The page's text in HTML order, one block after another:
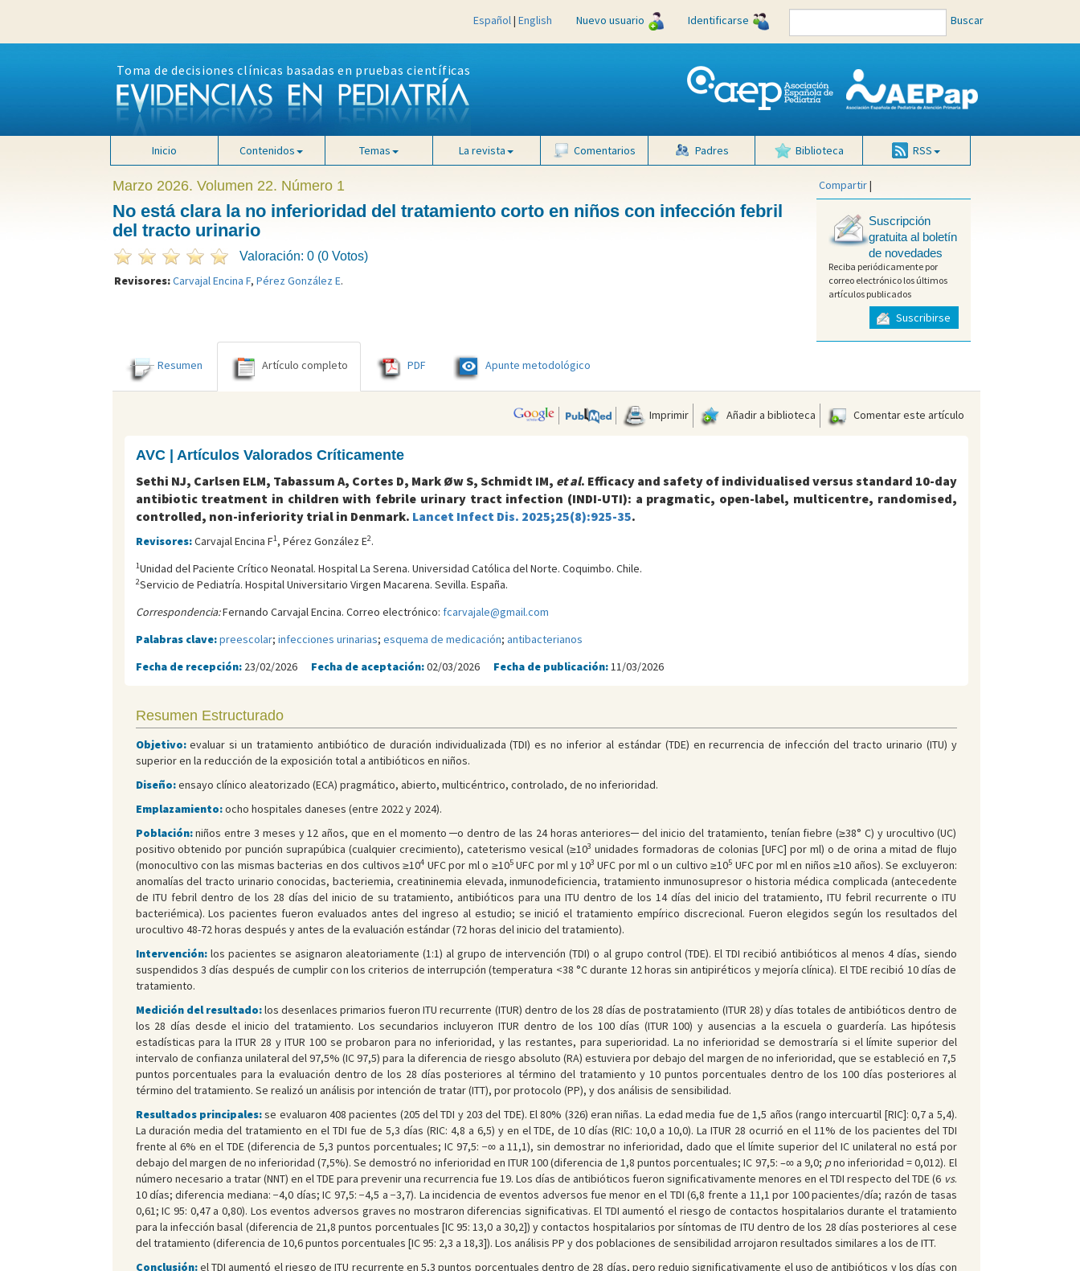
Español| English Nuevo usuario Identificarse Buscar
Toma de decisiones clínicas basadas en pruebas científicas
Inicio Contenidos Temas La revista Comentarios Padres Biblioteca RSS
Marzo 2026. Volumen 22. Número 1
No está clara la no inferioridad del tratamiento corto en niños con infección febril
del tracto urinario
Valoración: 0 (0 Votos)
Revisores:Carvajal Encina F, Pérez González E.
Compartir|
Suscripción
gratuita al boletín
de novedades
Reciba periódicamente por
correo electrónico los últimos
artículos publicados
Suscribirse
Resumen Artículo completo PDF Apunte metodológico
Imprimir Añadir a biblioteca Comentar este artículo
AVC | Artículos Valorados Críticamente
Sethi NJ, Carlsen ELM, Tabassum A, Cortes D, Mark Øw S, Schmidt IM, et al. Efficacy and safety of individualised versus standard 10-day
antibiotic treatment in children with febrile urinary tract infection (INDI-UTI): a pragmatic, open-label, multicentre, randomised,
controlled, non-inferiority trial in Denmark. Lancet Infect Dis. 2025;25(8):925-35.
Revisores:Carvajal Encina F1, Pérez González E2.
1Unidad del Paciente Crítico Neonatal. Hospital La Serena. Universidad Católica del Norte. Coquimbo. Chile.
2Servicio de Pediatría. Hospital Universitario Virgen Macarena. Sevilla. España.
Correspondencia:Fernando Carvajal Encina. Correo electrónico: fcarvajale@gmail.com
Palabras clave:preescolar; infecciones urinarias; esquema de medicación; antibacterianos
Fecha de recepción: 23/02/2026 Fecha de aceptación:02/03/2026 Fecha de publicación:11/03/2026
Resumen Estructurado
Objetivo:evaluar si un tratamiento antibiótico de duración individualizada (TDI) es no inferior al estándar (TDE) en recurrencia de infección del tracto urinario (ITU) y
superior en la reducción de la exposición total a antibióticos en niños.
Diseño:ensayo clínico aleatorizado (ECA) pragmático, abierto, multicéntrico, controlado, de no inferioridad.
Emplazamiento:ocho hospitales daneses (entre 2022 y 2024).
Población:niños entre 3 meses y 12 años, que en el momento ─o dentro de las 24 horas anteriores─ del inicio del tratamiento, tenían fiebre (≥38° C) y urocultivo (UC)
positivo obtenido por punción suprapúbica (cualquier crecimiento), cateterismo vesical (≥103 unidades formadoras de colonias [UFC] por ml) o de orina a mitad de flujo
(monocultivo con las mismas bacterias en dos cultivos ≥104 UFC por ml o ≥105UFC por ml y 103 UFC por ml o un cultivo ≥105 UFC por ml en niños ≥10 años). Se excluyeron:
anomalías del tracto urinario conocidas, bacteriemia, creatininemia elevada, inmunodeficiencia, tratamiento inmunosupresor o historia médica complicada (antecedente
de ITU febril dentro de los 28 días del inicio de su tratamiento, antibióticos para una ITU dentro de los 14 días del inicio del tratamiento, ITU febril recurrente o ITU
bacteriémica). Los pacientes fueron evaluados antes del ingreso al estudio; se inició el tratamiento empírico discrecional. Fueron elegidos según los resultados del
urocultivo 48-72 horas después y antes de la evaluación estándar (72 horas del inicio del tratamiento).
Intervención:los pacientes se asignaron aleatoriamente (1:1) al grupo de intervención (TDI) o al grupo control (TDE). El TDI recibió antibióticos al menos 4 días, siendo
suspendidos 3 días después de cumplir con los criterios de interrupción (temperatura <38 °C durante 12 horas sin antipiréticos y mejoría clínica). El TDE recibió 10 días de
tratamiento.
Medición del resultado:los desenlaces primarios fueron ITU recurrente (ITUR) dentro de los 28 días de postratamiento (ITUR 28) y días totales de antibióticos dentro de
los 28 días desde el inicio del tratamiento. Los secundarios incluyeron ITUR dentro de los 100 días (ITUR 100) y ausencias a la escuela o guardería. Las hipótesis
estadísticas para la ITUR 28 y ITUR 100 se probaron para no inferioridad, y las restantes, para superioridad. La no inferioridad se demostraría si el límite superior del
intervalo de confianza unilateral del 97,5% (IC 97,5) para la diferencia de riesgo absoluto (RA) estuviera por debajo del margen de no inferioridad, que se estableció en 7,5
puntos porcentuales para la evaluación dentro de los 28 días posteriores al término del tratamiento y 10 puntos porcentuales dentro de los 100 días posteriores al
término del tratamiento. Se realizó un análisis por intención de tratar (ITT), por protocolo (PP), y dos análisis de sensibilidad.
Resultados principales:se evaluaron 408 pacientes (205 del TDI y 203 del TDE). El 80% (326) eran niñas. La edad media fue de 1,5 años (rango intercuartil [RIC]: 0,7 a 5,4).
La duración media del tratamiento en el TDI fue de 5,3 días (RIC: 4,8 a 6,5) y en el TDE, de 10 días (RIC: 10,0 a 10,0). La ITUR 28 ocurrió en el 11% de los pacientes del TDI
frente al 6% en el TDE (diferencia de 5,3 puntos porcentuales; IC 97,5: −∞ a 11,1), sin demostrar no inferioridad, dado que el límite superior del IC unilateral no está por
debajo del margen de no inferioridad (7,5%). Se demostró no inferioridad en ITUR 100 (diferencia de 1,8 puntos porcentuales; IC 97,5: –∞ a 9,0; pno inferioridad = 0,012). El
número necesario a tratar (NNT) en el TDE para prevenir una recurrencia fue 19. Los días de antibióticos fueron significativamente menores en el TDI respecto del TDE (6 vs.
10 días; diferencia mediana: −4,0 días; IC 97,5: −4,5 a −3,7). La incidencia de eventos adversos fue menor en el TDI (6,8 frente a 11,1 por 100 pacientes/día; razón de tasas
0,61; IC 95: 0,47 a 0,80). Los eventos adversos graves no mostraron diferencias significativas. El TDI aumentó el riesgo de contactos hospitalarios durante el tratamiento
para la infección basal (diferencia de 21,8 puntos porcentuales [IC 95: 13,0 a 30,2]) y contactos hospitalarios por síntomas de ITU dentro de los 28 días posteriores al cese
del tratamiento (diferencia de 10,6 puntos porcentuales [IC 95: 2,3 a 18,3]). Los análisis PP y dos poblaciones de sensibilidad arrojaron resultados similares a los de ITT.
Conclusión:el TDI aumentó el riesgo de ITU recurrente en 5,3 puntos porcentuales dentro de 28 días, pero redujo significativamente el uso de antibióticos y los días con